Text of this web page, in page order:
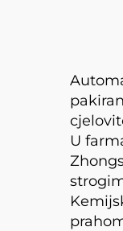
U